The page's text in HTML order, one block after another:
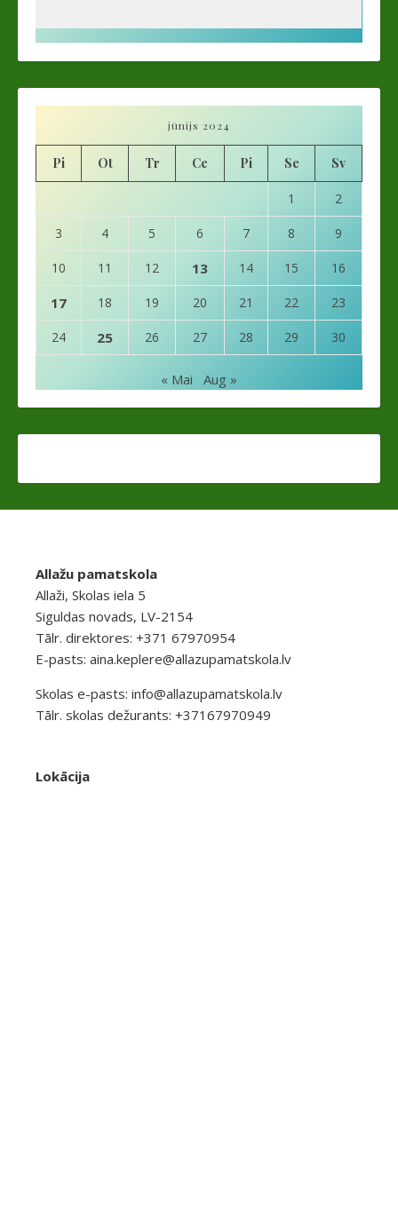
jūnijs 2024
Pi Ot Tr Ce Pi Se Sv
1 2
3 4 5 6 7 8 9
10 11 12 13 14 15 16
17 18 19 20 21 22 23
24 25 26 27 28 29 30
« Mai Aug »
Allažu pamatskola
Allaži, Skolas iela 5
Siguldas novads, LV-2154
Tālr. direktores: +371 67970954
E-pasts: aina.keplere@allazupamatskola.lv
Skolas e-pasts: info@allazupamatskola.lv
Tālr. skolas dežurants: +37167970949
Lokācija